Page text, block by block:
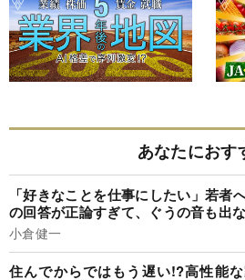
あなたにおす
「好きなことを仕事にしたい」若者
の回答が正論すぎて、ぐうの音も出
小倉健一
住んでからではもう遅い!?高性能